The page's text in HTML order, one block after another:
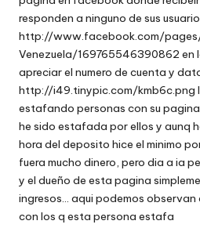
responden a ninguno de sus
http://www.facebook.com/
Venezuela/169765546390862 en
apreciar el numero de cuenta y
http://i49.tinypic.com/kmb6c.png
estafando personas con su
he sido estafada por ellos y aunq
hora del deposito hice el minimo
fuera mucho dinero, pero dia a ia
y el dueño de esta pagina
ingresos… aqui podemos
con los q esta persona estafa